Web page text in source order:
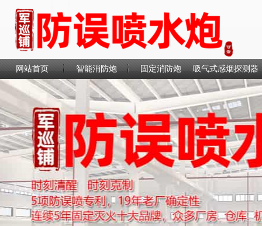
网站首页 智能消防炮 固定消防炮 吸气式感烟探测器
联系我们